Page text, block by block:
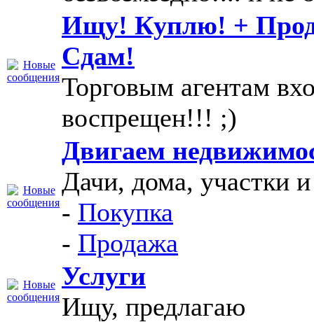
Ищу! Куплю! +
Сдам!
Торговым агентам
воспрещен!!! ;)
Двигаем
Дачи, дома, участки
- Покупка
- Продажа
Услуги
Ищу, предлагаю